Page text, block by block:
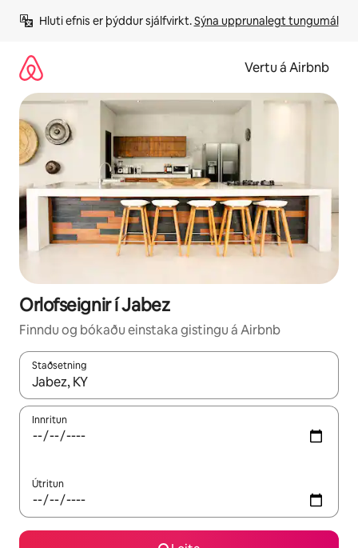
beint
Hluti efnis er þýddur sjálfvirkt. Sýna upprunalegt tungumál
Vertu á Airbnb
Orlofseignir í Jabez
Finndu og bókaðu einstaka gistingu á Airbnb
Staðsetning
Þegar niðurstöður liggja fyrir skaltu nota upp og niður
Innritun
Útritun